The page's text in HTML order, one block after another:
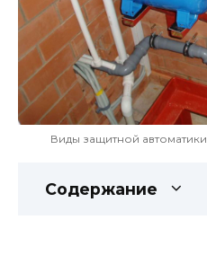
Виды защитной
Содержание